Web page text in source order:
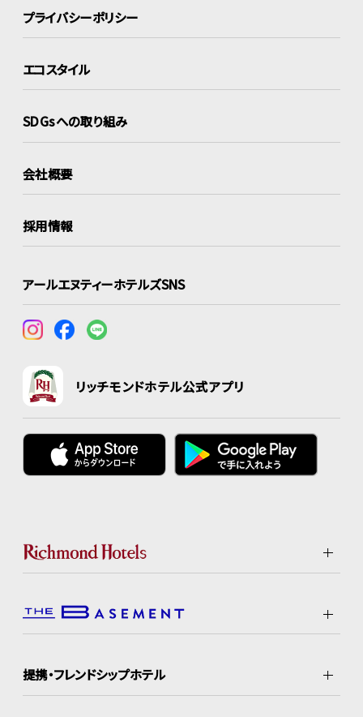
プライバシーポリシー
エコスタイル
SDGsへの取り組み
会社概要
採用情報
アールエヌティーホテルズSNS
リッチモンドホテル公式アプリ
提携・フレンドシップホテル